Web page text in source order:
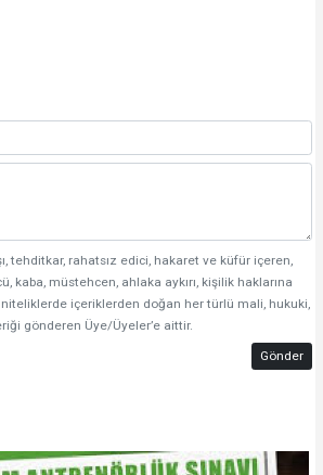
tehditkar, rahatsız edici, hakaret ve küfür içeren,
kaba, müstehcen, ahlaka aykırı, kişilik haklarına
içeriklerden doğan her türlü mali, hukuki,
gönderen Üye/Üyeler’e aittir.
Gönder